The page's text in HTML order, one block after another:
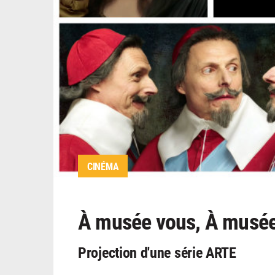
CINÉMA
À musée vous, À
Projection d'une série ARTE